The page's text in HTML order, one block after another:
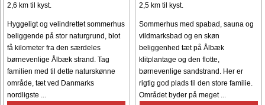
2,6 km til kyst.
Hyggeligt og velindrettet sommerhus
beliggende på stor naturgrund, blot
få kilometer fra den særdeles
børnevenlige Ålbæk strand. Tag
familien med til dette naturskønne
område, tæt ved Danmarks
nordligste ...
2,5 km til kyst.
Sommerhus med spabad, sauna og
vildmarksbad og en skøn
beliggenhed tæt på Ålbæk
klitplantage og den flotte,
børnevenlige sandstrand. Her er
rigtig god plads til den store familie.
Området byder på meget ...